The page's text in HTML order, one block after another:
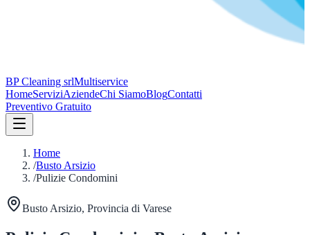
BP Cleaning srlMultiservice
HomeServiziAziendeChi SiamoBlogContatti
Preventivo Gratuito
Home
/Busto Arsizio
/Pulizie Condomini
Busto Arsizio, Provincia di Varese